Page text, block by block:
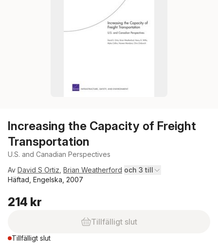
Increasing the Capacity of Freight
Transportation
U.S. and Canadian Perspectives
Av David S Ortiz Brian Weatherford och 3 till
Häftad, Engelska, 2007
214 kr
Tillfälligt slut
Tillfälligt slut